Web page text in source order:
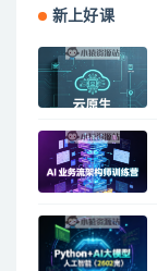
新上好课